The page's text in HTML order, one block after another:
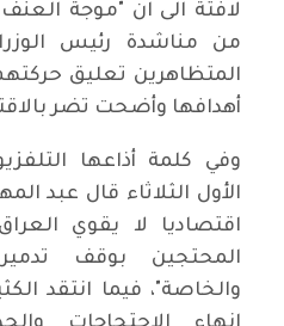
لافتة الى ان "موجة
من مناشدة رئيس
المتظاهرين تعليق
أهدافها وأضحت تضر
وفي كلمة أذاعها
الأول الثلاثاء قال عبد
اقتصاديا لا يقوي
المحتجين بوقف
والخاصة"، فيما انتقد